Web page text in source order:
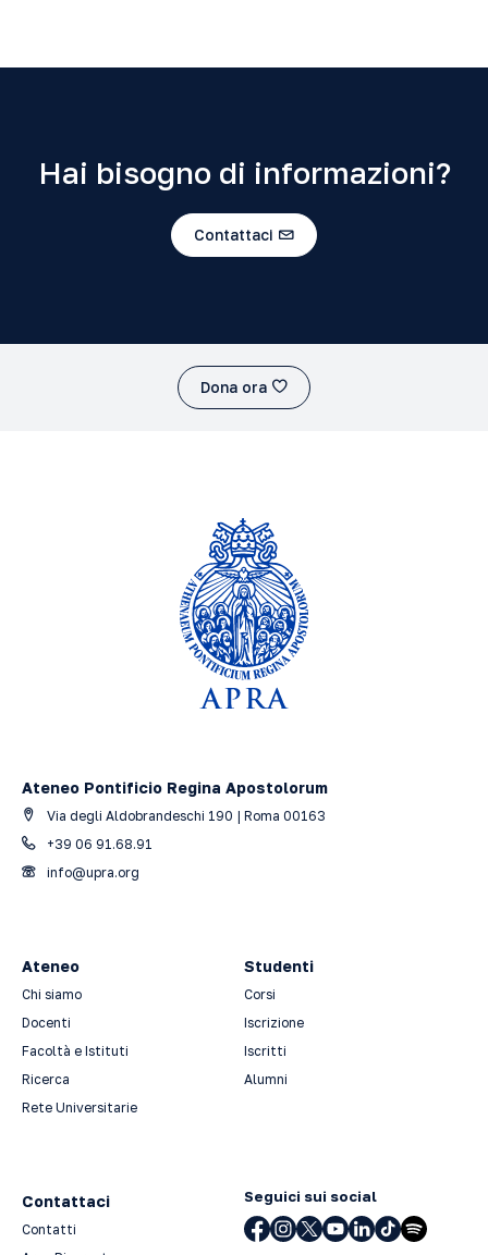
Hai bisogno di informazioni?
Contattaci
Dona ora
Ateneo Pontificio Regina Apostolorum
Via degli Aldobrandeschi 190 | Roma 00163
+39 06 91.68.91
info@upra.org
Ateneo
Chi siamo
Docenti
Facoltà e Istituti
Ricerca
Rete Universitarie
Studenti
Corsi
Iscrizione
Iscritti
Alumni
Contattaci
Contatti
Seguici sui social